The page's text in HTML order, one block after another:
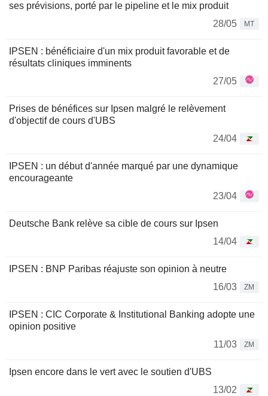
ses prévisions, porté par le pipeline et le mix produit
28/05
MT
IPSEN : bénéficiaire d'un mix produit favorable et de
résultats cliniques imminents
27/05
Prises de bénéfices sur Ipsen malgré le relèvement
d'objectif de cours d'UBS
24/04
IPSEN : un début d'année marqué par une dynamique
encourageante
23/04
Deutsche Bank relève sa cible de cours sur Ipsen
14/04
IPSEN : BNP Paribas réajuste son opinion à neutre
16/03
ZM
IPSEN : CIC Corporate & Institutional Banking adopte une
opinion positive
11/03
ZM
Ipsen encore dans le vert avec le soutien d'UBS
13/02